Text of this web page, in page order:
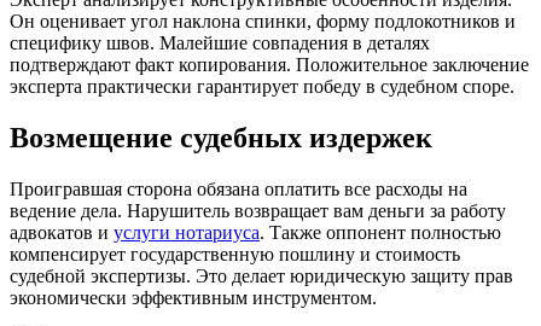
Он оценивает угол наклона спинки, форму подлокотников и
специфику швов. Малейшие совпадения в деталях
подтверждают факт копирования. Положительное заключение
эксперта практически гарантирует победу в судебном споре.
Возмещение судебных издержек
Проигравшая сторона обязана оплатить все расходы на
ведение дела. Нарушитель возвращает вам деньги за работу
адвокатов и услуги нотариуса. Также оппонент полностью
компенсирует государственную пошлину и стоимость
судебной экспертизы. Это делает юридическую защиту прав
экономически эффективным инструментом.